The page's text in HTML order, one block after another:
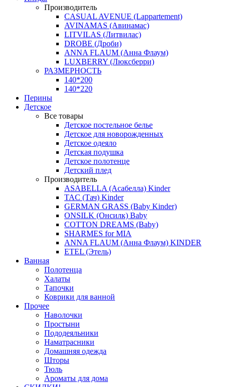
Производитель
CASUAL AVENUE (Lappartement)
AVINAMAS (Авинамас)
LITVILAS (Литвилас)
DROBE (Дроби)
ANNA FLAUM (Анна Флаум)
LUXBERRY (Люксберри)
РАЗМЕРНОСТЬ
140*200
140*220
Перины
Детское
Все товары
Детское постельное белье
Детское для новорожденных
Детское одеяло
Детская подушка
Детское полотенце
Детский плед
Производитель
ASABELLA (Асабелла) Kinder
TAC (Тач) Kinder
GERMAN GRASS (Baby Kinder)
ONSILK (Онсилк) Baby
COTTON DREAMS (Baby)
SHARMES for MIA
ANNA FLAUM (Анна Флаум) KINDER
ETEL (Этель)
Ванная
Полотенца
Халаты
Тапочки
Коврики для ванной
Прочее
Наволочки
Простыни
Пододеяльники
Наматрасники
Домашняя одежда
Шторы
Тюль
Ароматы для дома